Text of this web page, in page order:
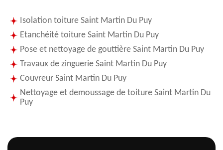
Isolation toiture Saint Martin Du Puy
Etanchéité toiture Saint Martin Du Puy
Pose et nettoyage de gouttière Saint Martin Du Puy
Travaux de zinguerie Saint Martin Du Puy
Couvreur Saint Martin Du Puy
Nettoyage et demoussage de toiture Saint Martin Du
Puy